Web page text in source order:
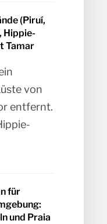
(Piruí,
Hippie-
Tamar
von
entfernt.
für
und Praia